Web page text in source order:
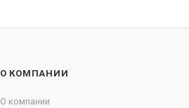
О КОМПАНИИ
О компании